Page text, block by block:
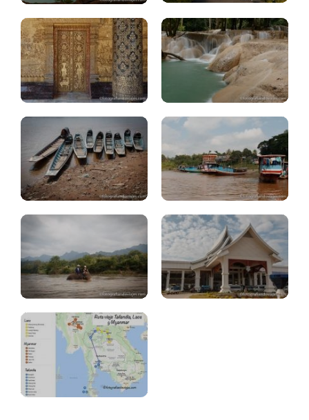
Luang
Praban:
BanXieng
Maen
Barco
Mekong
Santuario
elefantes
Frontera
Tailandia
Laos
Myanmar
Laos
Tailandia